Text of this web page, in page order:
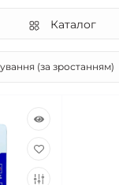
Каталог